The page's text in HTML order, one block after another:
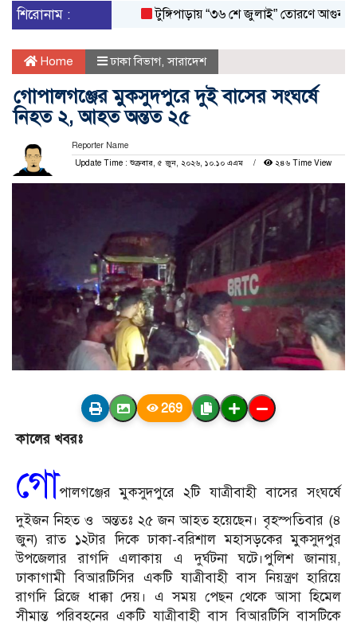
শিরোনাম :
টুঙ্গিপাড়ায় “৩৬ শে জুলাই” তোরণে আগুন; ৭৫
Home ঢাকা বিভাগ,সারাদেশ
গোপালগঞ্জের মুকসুদপুরে দুই বাসের সংঘর্ষে
নিহত ২, আহত অন্তত ২৫
Reporter Name
Update Time : শুক্রবার, ৫ জুন, ২০২৬, ১০.১০ এএম
২৪৬ Time View
269
কালের খবরঃ
গোপালগঞ্জের মুকসুদপুরে ২টি যাত্রীবাহী বাসের সংঘর্ষে
দুইজন নিহত ও অন্ততঃ ২৫ জন আহত হয়েছেন। বৃহস্পতিবার (৪
জুন) রাত ১২টার দিকে ঢাকা-বরিশাল মহাসড়কের মুকসুদপুর
উপজেলার রাগদি এলাকায় এ দুর্ঘটনা ঘটে।পুলিশ জানায়,
ঢাকাগামী বিআরটিসির একটি যাত্রীবাহী বাস নিয়ন্ত্রণ হারিয়ে
রাগদি ব্রিজে ধাক্কা দেয়। এ সময় পেছন থেকে আসা হিমেল
সীমান্ত পরিবহনের একটি যাত্রীবাহী বাস বিআরটিসি বাসটিকে